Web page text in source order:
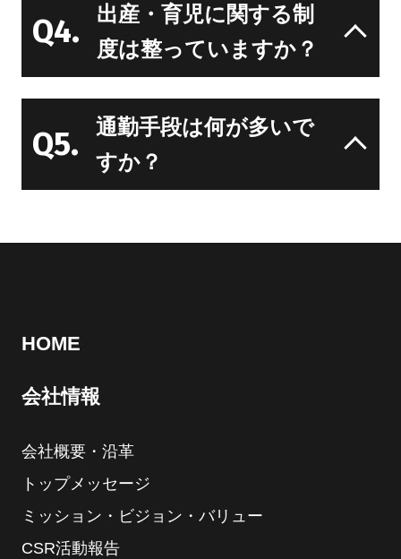
Q4.
出産・育児に関する制
度は整っていますか？
Q5.
通勤手段は何が多いで
すか？
HOME
会社情報
会社概要・沿革
トップメッセージ
ミッション・ビジョン・バリュー
CSR活動報告